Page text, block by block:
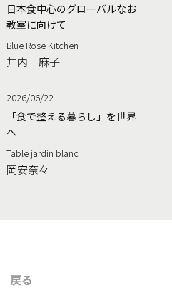
日本食中心のグローバルなお
教室に向けて
Blue Rose Kitchen
井内 麻子
2026/06/22
「食で整える暮らし」を世界
へ
Table jardin blanc
岡安奈々
戻る